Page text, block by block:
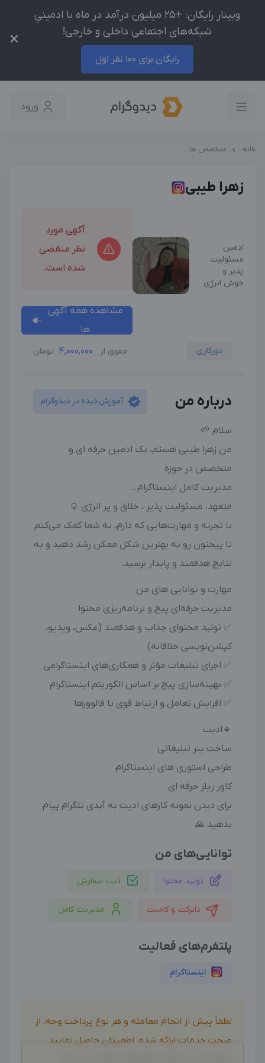
وبینار رایگان: +25 میلیون درآمد در ماه با ادمینیِ
شبکه‌های اجتماعی داخلی و خارجی!
رایگان برای 100 نفر اول
×
ورود
خانه متخصص ها
زهرا طیبی
ادمین
مسئولیت
پذیر و
خوش انرژی
آگهی مورد
نظر منقضی
شده است.
مشاهده همه آگهی
ها
دورکاری حقوق از 4,000,000 تومان
درباره من آموزش دیده در دیدوگرام
سلام 🌱
من زهرا طیبی هستم، یک ادمین حرفه ای و
متخصص در حوزه
مدیریت کامل اینستاگرام…
متعهد، مسئولیت پذیر ، خلاق و پر انرژی ☺️
با تجربه و مهارت‌هایی که دارم، به شما کمک می‌کنم
تا پیجتون رو به بهترین شکل ممکن رشد دهید و به
نتایج هدفمند و پایدار برسید.
مهارت و توانایی های من
مدیریت حرفه‌ای پیج و برنامه‌ریزی محتوا
✅ تولید محتوای جذاب و هدفمند (عکس، ویدیو،
کپشن‌نویسی خلاقانه)
✅ اجرای تبلیغات مؤثر و همکاری‌های اینستاگرامی
✅ بهینه‌سازی پیج بر اساس الگوریتم اینستاگرام
✅ افزایش تعامل و ارتباط قوی با فالوورها
🔹ادیت
ساخت بنر تبلیغاتی
طراحی استوری های اینستاگرام
کاور ریلز حرفه ای
برای دیدن نمونه کارهای ادیت به آیدی تلگرام پیام
بدهید 🙏
توانایی‌های من
تولید محتوا ثبت سفارش
دایرکت و کامنت مدیریت کامل
پلتفرم‌های فعالیت
اینستاگرام
لطفاً پیش از انجام معامله و هر نوع پرداخت وجه، از
صحت خدمات ارائه شده، اطمینان حاصل نمایید.